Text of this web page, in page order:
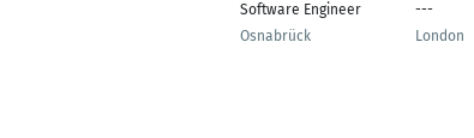
Software Engineer
Osnabrück
---
London